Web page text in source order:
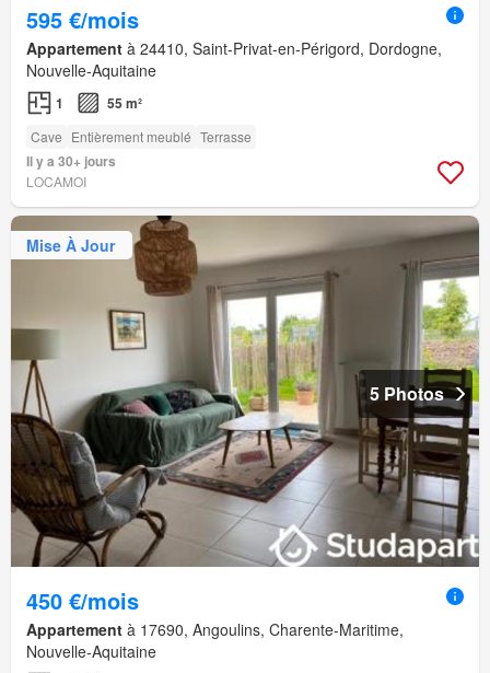
595 €/mois
Appartement à 24410, Saint-Privat-en-Périgord, Dordogne,
Nouvelle-Aquitaine
1 55 m²
Cave Entièrement meublé Terrasse
Il y a 30+ jours
LOCAMOI
Mise À Jour
5 Photos
450 €/mois
Appartement à 17690, Angoulins, Charente-Maritime,
Nouvelle-Aquitaine